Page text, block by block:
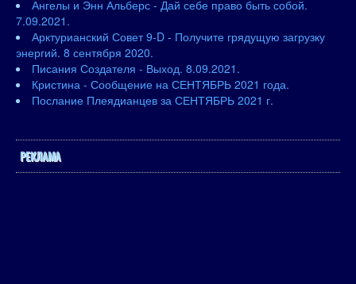
Ангелы и Энн Альберс - Дай себе право быть собой.
7.09.2021.
Арктурианский Совет 9-D - Получите грядущую загрузку
энергий. 8 сентября 2020.
Писания Создателя - Выход. 8.09.2021.
Кристина - Сообщение на СЕНТЯБРЬ 2021 года.
Послание Плеядианцев за СЕНТЯБРЬ 2021 г.
РЕКЛАМА